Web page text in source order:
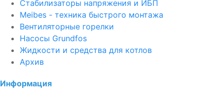
Стабилизаторы напряжения и ИБП
Meibes - техника быстрого монтажа
Вентиляторные горелки
Насосы Grundfos
Жидкости и средства для котлов
Архив
Информация